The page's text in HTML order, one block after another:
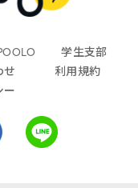
学生支部
せ
利用規約
ー